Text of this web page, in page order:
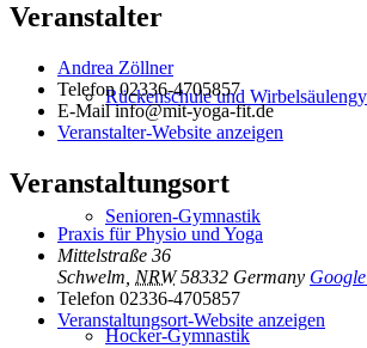
Rückenschule und
Senioren-Gymnastik
Hocker-Gymnastik
Veranstalter
Andrea Zöllner
Telefon02336-4705857
E-Mailinfo@mit-yoga-fit.de
Veranstalter-Website anzeigen
Veranstaltungsort
Praxis für Physio und Yoga
Mittelstraße 36
Schwelm NRW 58332 Germany
Telefon 02336-4705857
Veranstaltungsort-Website anzeigen